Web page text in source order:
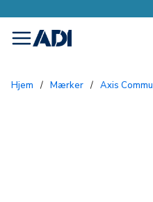
menu
Hjem / Mærker / Axis